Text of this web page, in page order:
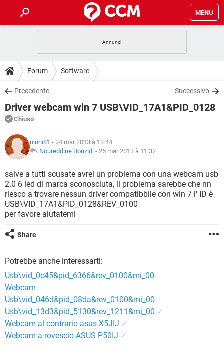
MENU
INTRATTENIMENTO
iOS
INSTAGRAM WHATSAPP
TIKTOK
HARDWARE
GUIDE
COVID-19
iOS
INSTAGRAM
TIKTOK FACEBOOK
DOWNLOAD
COVID-19 GAMING
INTRATTENIMENTO
iOS
INSTAGRAM
TIKTOK FACEBOOK
HARDWARE
FORUM
COVID-19
INTRATTENIMENTO ANDROID
INSTAGRAM WHATSAPP
TIKTOK FACEBOOK
HARDWARE
GLOSSARIO
COVID-19
INTRATTENIMENTO ANDROID
iOS WINDOWS 10
INSTAGRAM WHATSAPP
Forum Software
Precedente Successivo
Driver webcam win 7 USB\VID_17A1&PID_0128
Chiuso
ninni81 - 24 mar 2013 à 13:44
Noureddine Bouzidi - 25 mar 2013 à 11:32
salve a tutti scusate avrei un problema con una webcam usb
2.0 6 led di marca sconosciuta, il problema sarebbe che nn
riesco a trovare nessun driver compatibbile con win 7 l' ID è
USB\VID_17A1&PID_0128&REV_0100
per favore aiutatemi
Share
Potrebbe anche interessarti:
Usb\vid_0c45&pid_6366&rev_0100&mi_00
Webcam
Usb\vid_046d&pid_08da&rev_0100&mi_00
Usb\vid_13d3&pid_5130&rev_1211&mi_00 ✓
Webcam al contrario asus X5JIJ ✓
Webcam a rovescio ASUS P50IJ ✓